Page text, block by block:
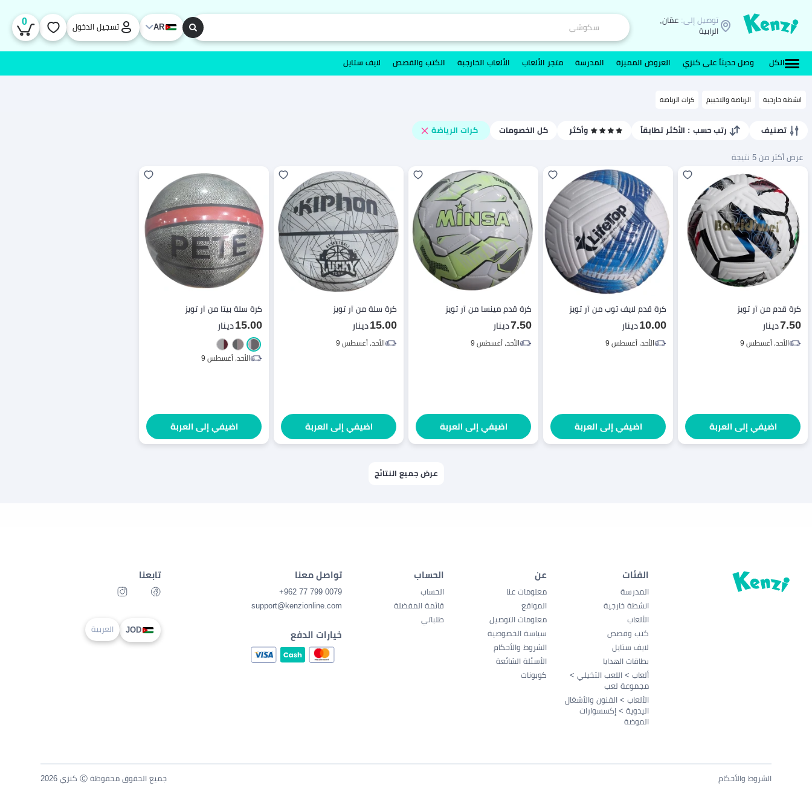
توصيل إلى: عمّان,
الرابية
AR تسجيل الدخول
0
الكل وصل حديثاً على كنزي العروض المميزة المدرسة متجر الألعاب الألعاب الخارجبة الكتب والقصص لايف ستايل
انشطة خارجية الرياضة والتخييم كرات الرياضة
تصنيف رتب حسب : الأكثر تطابقاً وأكثر كل الخصومات كرات الرياضة
عرض أكثر من 5 نتيجة
كرة قدم من آر تويز
7.50دينار
الأحد، أغسطس 9
اضيفي إلى العربة
كرة قدم لايف توب من آر تويز
10.00دينار
الأحد، أغسطس 9
اضيفي إلى العربة
كرة قدم مينسا من آر تويز
7.50دينار
الأحد، أغسطس 9
اضيفي إلى العربة
كرة سلة من آر تويز
15.00دينار
الأحد، أغسطس 9
اضيفي إلى العربة
كرة سلة بيتا من آر تويز
15.00دينار
الأحد، أغسطس 9
اضيفي إلى العربة
عرض جميع النتائج
الفئات
المدرسة
انشطة خارجية
الألعاب
كتب وقصص
لايف ستايل
بطاقات الهدايا
ألعاب > اللعب التخيلي >
مجموعة لعب
الألعاب > الفنون والأشغال
اليدوية > إكسسوارات
الموضة
عن
معلومات عنا
المواقع
معلومات التوصيل
سياسة الخصوصية
الشروط والأحكام
الأسئلة الشائعة
كوبونات
الحساب
الحساب
قائمة المفضلة
طلباتي
تواصل معنا
0079 799 77 962+
support@kenzionline.com
خيارات الدفع
تابعنا
JOD العربية
الشروط والأحكام جميع الحقوق محفوظة Ⓒ كنزي 2026